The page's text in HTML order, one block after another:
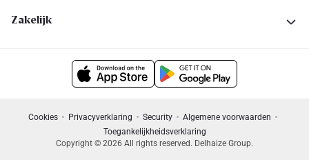
Zakelijk
Cookies Privacyverklaring Security
Algemene voorwaarden
Toegankelijkheidsverklaring
Copyright © 2026 All rights reserved. Delhaize Group.